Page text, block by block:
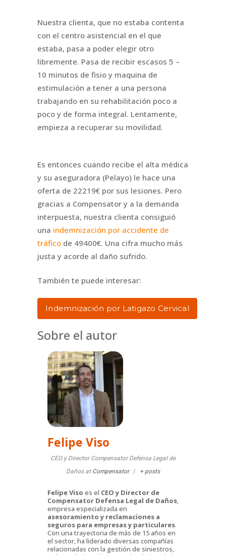
Nuestra clienta, que no estaba contenta
con el centro asistencial en el que
estaba, pasa a poder elegir otro
libremente. Pasa de recibir escasos 5 –
10 minutos de fisio y maquina de
estimulación a tener a una persona
trabajando en su rehabilitación poco a
poco y de forma integral. Lentamente,
empieza a recuperar su movilidad.
Es entonces cuando recibe el alta médica
y su aseguradora (Pelayo) le hace una
oferta de 22219€ por sus lesiones. Pero
gracias a Compensator y a la demanda
interpuesta, nuestra clienta consiguió
una indemnización por accidente de
tráfico de 49400€. Una cifra mucho más
justa y acorde al daño sufrido.
También te puede interesar:
Indemnización por Latigazo Cervical
Sobre el autor
Felipe Viso
CEO y Director Compensator Defensa Legal de
Daños at Compensator | + posts
Felipe Viso es el CEO y Director de
Compensator Defensa Legal de Daños,
empresa especializada en
asesoramiento y reclamaciones a
seguros para empresas y particulares.
Con una trayectoria de más de 15 años en
el sector, ha liderado diversas compañías
relacionadas con la gestión de siniestros,